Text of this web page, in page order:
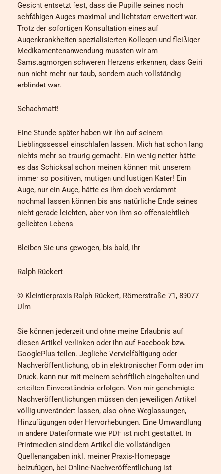
Gesicht entsetzt fest, dass die Pupille seines noch
sehfähigen Auges maximal und lichtstarr erweitert war.
Trotz der sofortigen Konsultation eines auf
Augenkrankheiten spezialisierten Kollegen und fleißiger
Medikamentenanwendung mussten wir am
Samstagmorgen schweren Herzens erkennen, dass Geiri
nun nicht mehr nur taub, sondern auch vollständig
erblindet war.
Schachmatt!
Eine Stunde später haben wir ihn auf seinem
Lieblingssessel einschlafen lassen. Mich hat schon lang
nichts mehr so traurig gemacht. Ein wenig netter hätte
es das Schicksal schon meinen können mit unserem
immer so positiven, mutigen und lustigen Kater! Ein
Auge, nur ein Auge, hätte es ihm doch verdammt
nochmal lassen können bis ans natürliche Ende seines
nicht gerade leichten, aber von ihm so offensichtlich
geliebten Lebens!
Bleiben Sie uns gewogen, bis bald, Ihr
Ralph Rückert
© Kleintierpraxis Ralph Rückert, Römerstraße 71, 89077
Ulm
Sie können jederzeit und ohne meine Erlaubnis auf
diesen Artikel verlinken oder ihn auf Facebook bzw.
GooglePlus teilen. Jegliche Vervielfältigung oder
Nachveröffentlichung, ob in elektronischer Form oder im
Druck, kann nur mit meinem schriftlich eingeholten und
erteilten Einverständnis erfolgen. Von mir genehmigte
Nachveröffentlichungen müssen den jeweiligen Artikel
völlig unverändert lassen, also ohne Weglassungen,
Hinzufügungen oder Hervorhebungen. Eine Umwandlung
in andere Dateiformate wie PDF ist nicht gestattet. In
Printmedien sind dem Artikel die vollständigen
Quellenangaben inkl. meiner Praxis-Homepage
beizufügen, bei Online-Nachveröffentlichung ist